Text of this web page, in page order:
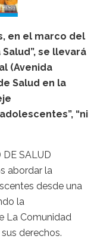
en el marco del
se llevará
(Avenida
Salud en la
“ni
SALUD
abordar la
desde una
la
La Comunidad
derechos.